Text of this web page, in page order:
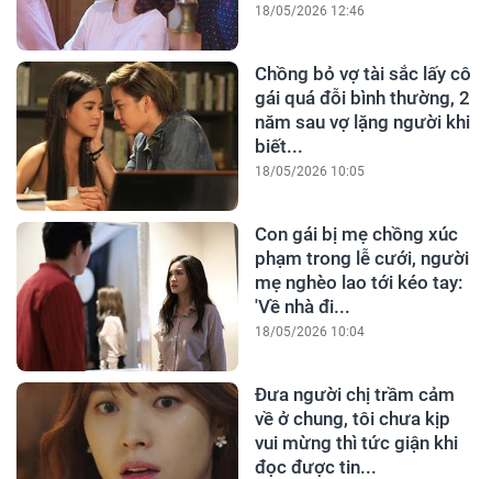
18/05/2026 12:46
Chồng bỏ vợ tài sắc lấy cô
gái quá đỗi bình thường, 2
năm sau vợ lặng người khi
biết...
18/05/2026 10:05
Con gái bị mẹ chồng xúc
phạm trong lễ cưới, người
mẹ nghèo lao tới kéo tay:
'Về nhà đi...
18/05/2026 10:04
Đưa người chị trầm cảm
về ở chung, tôi chưa kịp
vui mừng thì tức giận khi
đọc được tin...